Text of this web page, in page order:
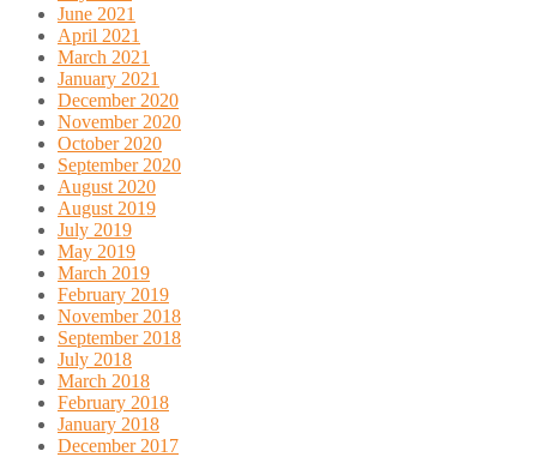
June 2021
April 2021
March 2021
January 2021
December 2020
November 2020
October 2020
September 2020
August 2020
August 2019
July 2019
May 2019
March 2019
February 2019
November 2018
September 2018
July 2018
March 2018
February 2018
January 2018
December 2017